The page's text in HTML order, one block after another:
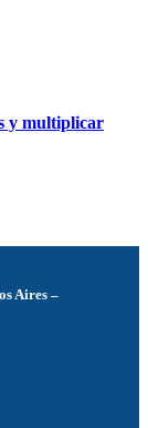
y multiplicar
Aires –